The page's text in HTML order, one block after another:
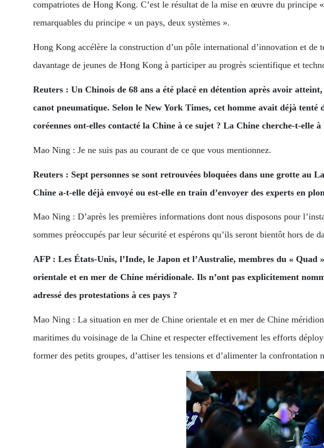
compatriotes de Hong Kong. C’est le résultat de la mise en œuvre du principe
remarquables du principe « un pays, deux systèmes ».
Hong Kong accélère la construction d’un pôle international d’innovation et de
davantage de jeunes de Hong Kong à participer au progrès scientifique et
Reuters : Un Chinois de 68 ans a été placé en détention après avoir
canot pneumatique. Selon le New York Times, cet homme avait déjà
coréennes ont-elles contacté la Chine à ce sujet ? La Chine cherche-t-elle
Mao Ning : Je ne suis pas au courant de ce que vous mentionnez.
Reuters : Sept personnes se sont retrouvées bloquées dans une grotte au
Chine a-t-elle déjà envoyé ou est-elle en train d’envoyer des experts en
Mao Ning : D’après les premières informations dont nous disposons pour
sommes préoccupés par leur sécurité et espérons qu’ils seront bientôt hors de
AFP : Les États-Unis, l’Inde, le Japon et l’Australie, membres du «
orientale et en mer de Chine méridionale. Ils n’ont pas explicitement
adressé des protestations à ces pays ?
Mao Ning : La situation en mer de Chine orientale et en mer de Chine
maritimes du voisinage de la Chine et respecter effectivement les efforts
former des petits groupes, d’attiser les tensions et d’alimenter la confrontation